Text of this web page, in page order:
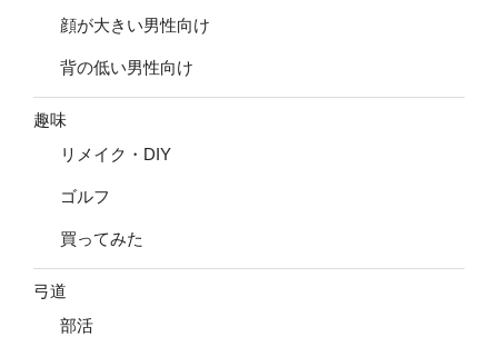
顔が大きい男性向け
背の低い男性向け
趣味
リメイク・DIY
ゴルフ
買ってみた
弓道
部活